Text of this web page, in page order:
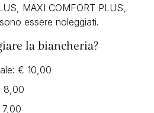
MAXI COMFORT PLUS,
essere noleggiati.
la biancheria?
€ 10,00
8,00